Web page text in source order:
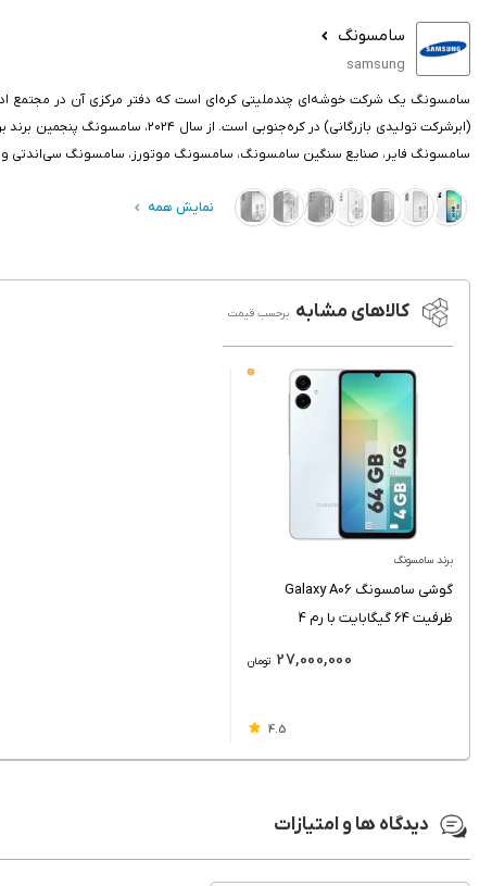
سامسونگ
samsung
سامسونگ یک شرکت خوشه‌ای چندملیتی کره‌ای است که دفتر مرکزی آن در مجتمع
(ابرشرکت تولیدی بازرگانی) در
سامسونگ فایر، صنایع سنگین سامسونگ، سامسونگ موتورز، سامسونگ سی‌اندتی و
نمایش همه
کالاهای مشابه برحسب قیمت
برند سامسونگ
گوشی سامسونگ Galaxy A06
ظرفیت 64 گیگابایت با رم 4
تومان 27,000,000
4.5
دیدگاه ها و امتیازات